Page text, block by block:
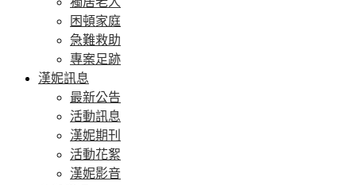
困頓家庭
急難救助
專案足跡
漢妮訊息
最新公告
活動訊息
漢妮期刊
活動花絮
漢妮影音